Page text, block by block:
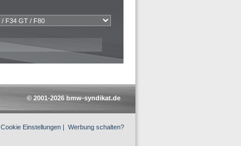
© 2001-2026 bmw-syndikat.de
Cookie Einstellungen | Werbung schalten?